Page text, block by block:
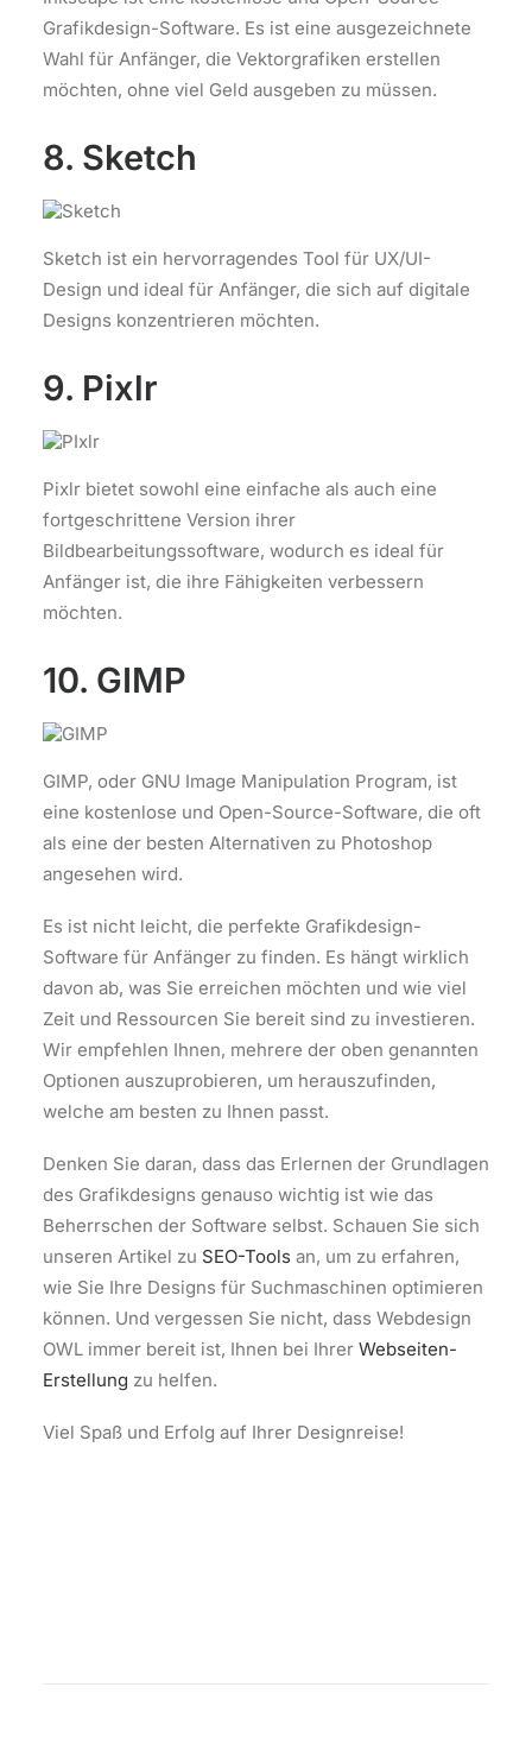
Grafikdesign-Software. Es ist eine ausgezeichnete
Wahl für Anfänger, die Vektorgrafiken erstellen
möchten, ohne viel Geld ausgeben zu müssen.
8. Sketch
Sketch ist ein hervorragendes Tool für UX/UI-
Design und ideal für Anfänger, die sich auf digitale
Designs konzentrieren möchten.
9. Pixlr
Pixlr bietet sowohl eine einfache als auch eine
fortgeschrittene Version ihrer
Bildbearbeitungssoftware, wodurch es ideal für
Anfänger ist, die ihre Fähigkeiten verbessern
möchten.
10. GIMP
GIMP, oder GNU Image Manipulation Program, ist
eine kostenlose und Open-Source-Software, die oft
als eine der besten Alternativen zu Photoshop
angesehen wird.
Es ist nicht leicht, die perfekte Grafikdesign-
Software für Anfänger zu finden. Es hängt wirklich
davon ab, was Sie erreichen möchten und wie viel
Zeit und Ressourcen Sie bereit sind zu investieren.
Wir empfehlen Ihnen, mehrere der oben genannten
Optionen auszuprobieren, um herauszufinden,
welche am besten zu Ihnen passt.
Denken Sie daran, dass das Erlernen der Grundlagen
des Grafikdesigns genauso wichtig ist wie das
Beherrschen der Software selbst. Schauen Sie sich
unseren Artikel zu SEO-Tools an, um zu erfahren,
wie Sie Ihre Designs für Suchmaschinen optimieren
können. Und vergessen Sie nicht, dass Webdesign
OWL immer bereit ist, Ihnen bei Ihrer Webseiten-
Erstellung zu helfen.
Viel Spaß und Erfolg auf Ihrer Designreise!